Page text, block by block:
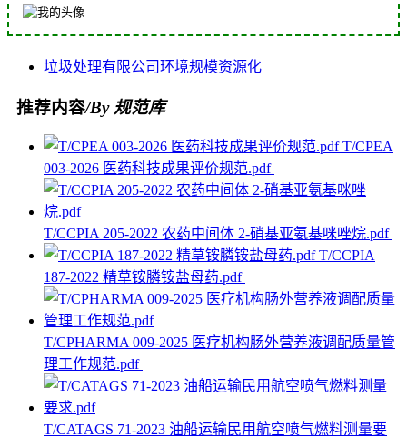
垃圾处理有限公司环境规模资源化
推荐内容/By 规范库
T/CPEA
003-2026 医药科技成果评价规范.pdf
T/CCPIA 205-2022 农药中间体 2-硝基亚氨基咪唑烷.pdf
T/CCPIA
187-2022 精草铵膦铵盐母药.pdf
T/CPHARMA 009-2025 医疗机构肠外营养液调配质量管
理工作规范.pdf
T/CATAGS 71-2023 油船运输民用航空喷气燃料测量要